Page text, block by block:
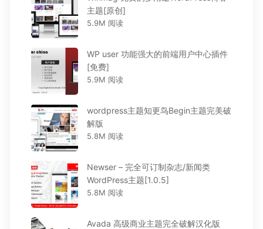
主题[原创]
5.9M 阅读
WP user 功能强大的前端用户中心插件
[免费]
5.9M 阅读
wordpress主题知更鸟Begin主题完美破
解版
5.8M 阅读
Newser – 完全可订制杂志/新闻类
WordPress主题[1.0.5]
5.8M 阅读
Avada 高级商业主题完全破解汉化版